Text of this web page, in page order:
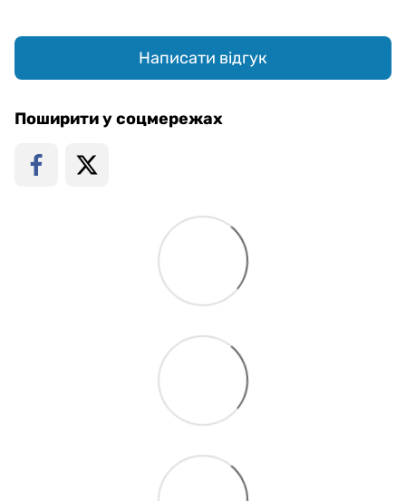
Написати відгук
Поширити у соцмережах